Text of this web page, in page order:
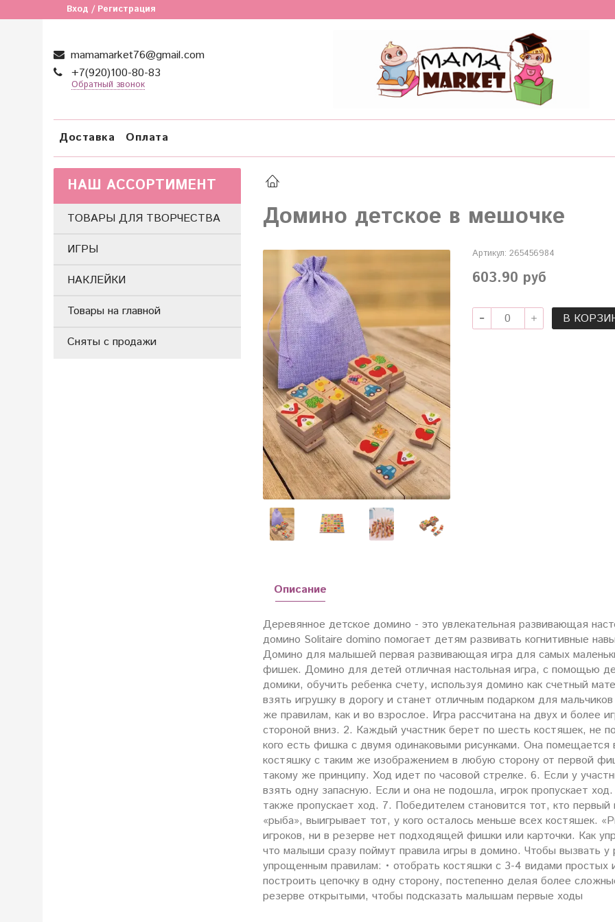
Вход / Регистрация
mamamarket76@gmail.com
+7(920)100-80-83
Обратный звонок
Доставка Оплата
Домино детское в мешочке
Артикул: 265456984
603.90 руб
В
Описание
Деревянное детское домино - это увлекательная развивающая
домино Solitaire domino помогает детям развивать когнитивные
Домино для малышей первая развивающая игра для самых
фишек. Домино для детей отличная настольная игра, с помощью
домики, обучить ребенка счету, используя домино как счетный
взять игрушку в дорогу и станет отличным подарком для
же правилам, как и во взрослое. Игра рассчитана на двух и более
стороной вниз. 2. Каждый участник берет по шесть костяшек, не
кого есть фишка с двумя одинаковыми рисунками. Она
костяшку с таким же изображением в любую сторону от первой
такому же принципу. Ход идет по часовой стрелке. 6. Если у
взять одну запасную. Если и она не подошла, игрок пропускает
также пропускает ход. 7. Победителем становится тот, кто
«рыба», выигрывает тот, у кого осталось меньше всех костяшек.
игроков, ни в резерве нет подходящей фишки или карточки. Как
что малыши сразу поймут правила игры в домино. Чтобы вызвать у
упрощенным правилам: • отобрать костяшки с 3-4 видами
построить цепочку в одну сторону, постепенно делая более
резерве открытыми, чтобы подсказать малышам первые ходы
НАШ АССОРТИМЕНТ
ТОВАРЫ ДЛЯ ТВОРЧЕСТВА
ИГРЫ
НАКЛЕЙКИ
Товары на главной
Сняты с продажи